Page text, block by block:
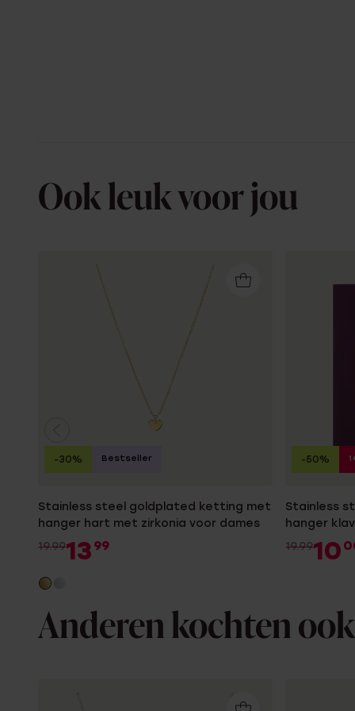
Ook leuk voor jou
Stainless steel goldplated ketting met
hanger hart met zirkonia voor dames
19.9913 99
-30% Bestseller
Stainless
hanger
19.9910
-50%
Anderen kochten ook